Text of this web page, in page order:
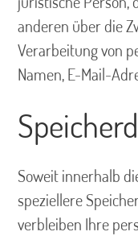
anderen über die
Verarbeitung von
Namen, E-Mail-
Soweit innerhalb
speziellere
verbleiben Ihre